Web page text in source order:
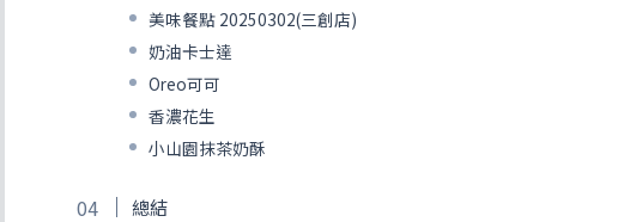
美味餐點 20250302(三創店)
奶油卡士達
Oreo可可
香濃花生
小山園抹茶奶酥
總結